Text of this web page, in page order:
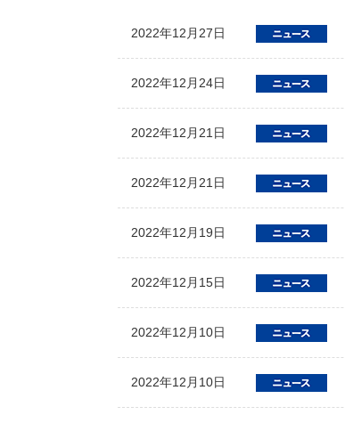
2022年12月27日
2022年12月24日
2022年12月21日
2022年12月21日
2022年12月19日
2022年12月15日
2022年12月10日
2022年12月10日